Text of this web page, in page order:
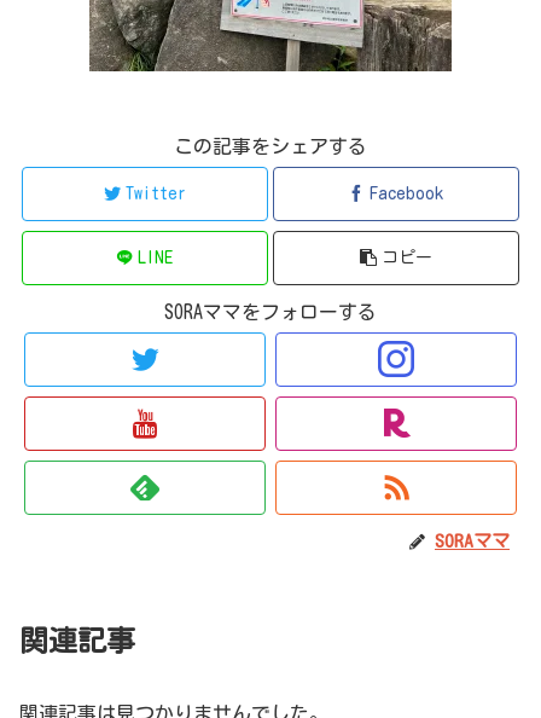
この記事をシェアする
Twitter Facebook
LINE コピー
SORAママをフォローする
SORAママ
関連記事
関連記事は見つかりませんでした。